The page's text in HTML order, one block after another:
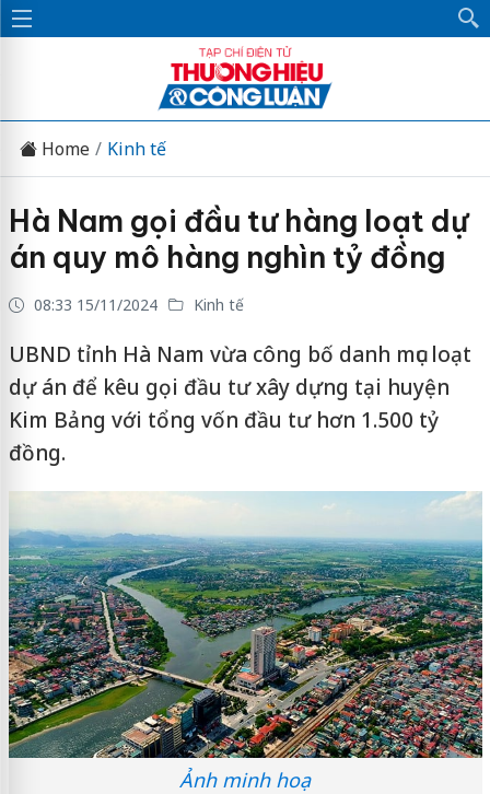
Home Kinh tế
Hà Nam gọi đầu tư hàng loạt dự
án quy mô hàng nghìn tỷ đồng
08:33 15/11/2024 Kinh tế
UBND tỉnh Hà Nam vừa công bố danh mục loạt
dự án để kêu gọi đầu tư xây dựng tại huyện
Kim Bảng với tổng vốn đầu tư hơn 1.500 tỷ
đồng.
Ảnh minh hoạ